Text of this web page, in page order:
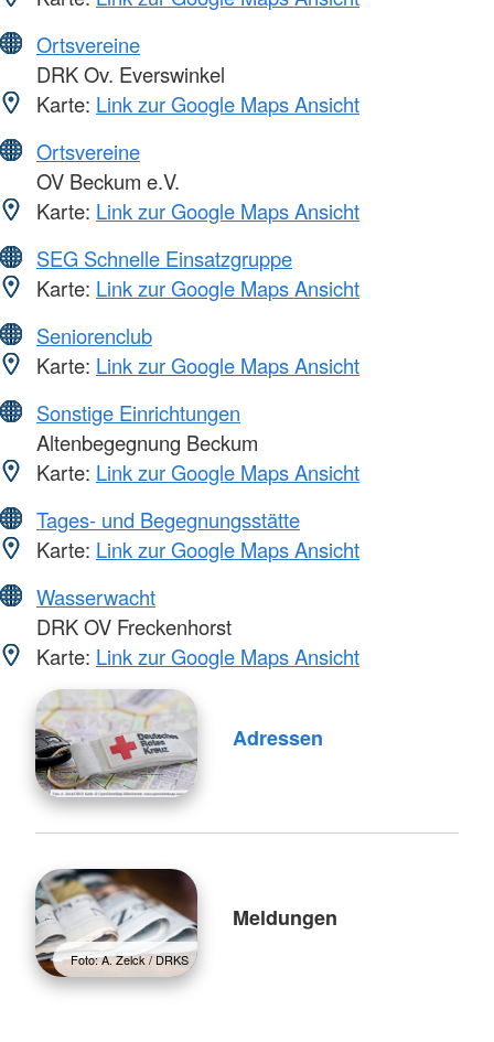
Ortsvereine
DRK Ov. Everswinkel
Karte: Link zur Google Maps Ansicht
Ortsvereine
OV Beckum e.V.
Karte: Link zur Google Maps Ansicht
SEG Schnelle Einsatzgruppe
Karte: Link zur Google Maps Ansicht
Seniorenclub
Karte: Link zur Google Maps Ansicht
Sonstige Einrichtungen
Altenbegegnung Beckum
Karte: Link zur Google Maps Ansicht
Tages- und Begegnungsstätte
Karte: Link zur Google Maps Ansicht
Wasserwacht
DRK OV Freckenhorst
Karte: Link zur Google Maps Ansicht
Adressen
Foto: A. Zelck / DRKS
Meldungen